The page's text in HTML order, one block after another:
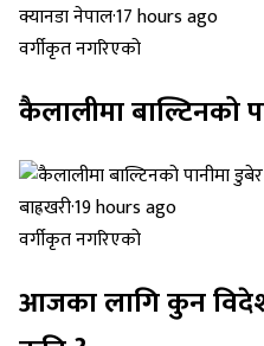
क्यानडा नेपाल·17 hours ago
वर्गीकृत नगरिएको
कैलालीमा बाल्टिनको
बाह्रखरी·19 hours ago
वर्गीकृत नगरिएको
आजका लागि कुन